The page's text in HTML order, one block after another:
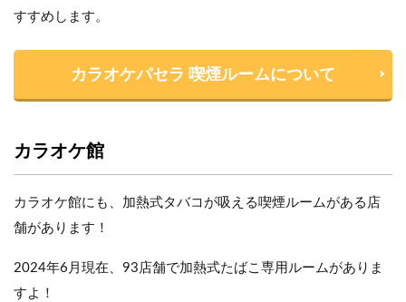
すすめします。
カラオケパセラ 喫煙ルームについて
カラオケ館
カラオケ館にも、加熱式タバコが吸える喫煙ルームがある店
舗があります！
2024年6月現在、93店舗で加熱式たばこ専用ルームがありま
すよ！